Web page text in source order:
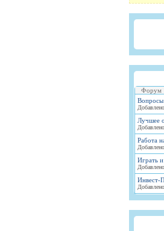
Форум
Лучшее
Работа
Играть и
Инвест-